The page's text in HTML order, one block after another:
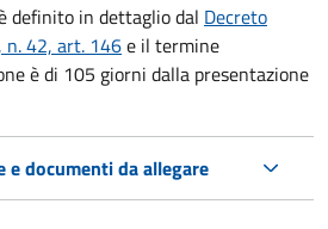
definito in dettaglio dal Decreto
42, art. 146e il termine
è di 105 giorni dalla presentazione
e documenti da allegare